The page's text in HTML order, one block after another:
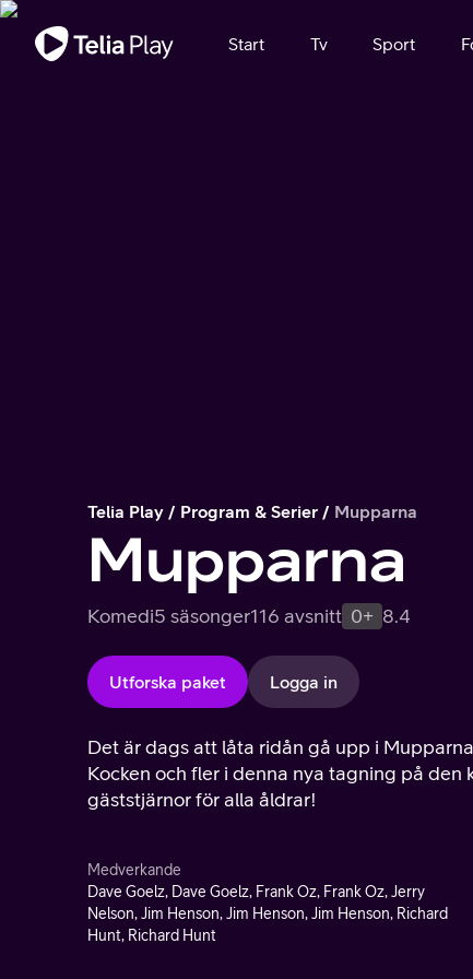
Viktigt meddelande
Start Tv Sport
Telia Play Program & Serier Mupparna
Mupparna
Komedi5 säsonger116 avsnitt 0+ 8.4
Utforska paket Logga in
Det är dags att låta ridån gå upp i
Kocken och fler i denna nya tagning på den
gäststjärnor för alla åldrar!
Medverkande
Dave Goelz, Dave Goelz, Frank Oz, Frank Oz, Jerry
Nelson, Jim Henson, Jim Henson, Jim Henson, Richard
Hunt, Richard Hunt